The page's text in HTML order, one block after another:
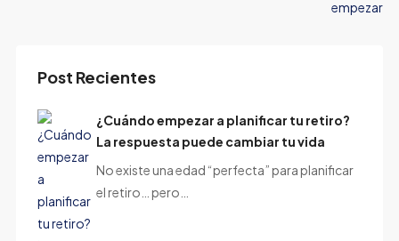
empezar
Post Recientes
¿Cuándo empezar a planificar tu retiro?
La respuesta puede cambiar tu vida
No existe una edad “perfecta” para planificar
el retiro… pero…